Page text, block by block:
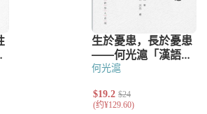
何光滬